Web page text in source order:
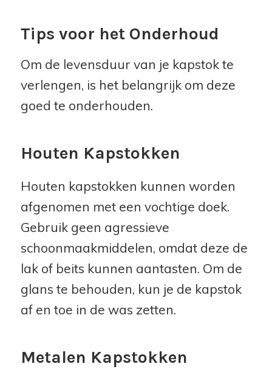
Tips voor het Onderhoud
Om de levensduur van je kapstok te
verlengen, is het belangrijk om deze
goed te onderhouden.
Houten Kapstokken
Houten kapstokken kunnen worden
afgenomen met een vochtige doek.
Gebruik geen agressieve
schoonmaakmiddelen, omdat deze de
lak of beits kunnen aantasten. Om de
glans te behouden, kun je de kapstok
af en toe in de was zetten.
Metalen Kapstokken